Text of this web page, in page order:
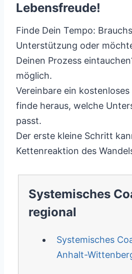
Lebensfreude!
Finde Dein Tempo:
Unterstützung oder
Deinen Prozess
möglich.
Vereinbare ein
finde heraus, welche
passt.
Der erste kleine Schritt
Kettenreaktion des
Systemisches
regional
Systemisches
Anhalt-